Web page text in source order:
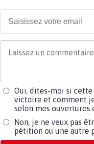
Oui, dites-moi si
victoire et comment
selon mes ouvertures
Non, je ne veux pas
pétition ou une autre